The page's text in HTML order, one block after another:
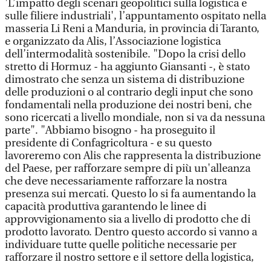
'L’impatto degli scenari geopolitici sulla logistica e
sulle filiere industriali', l’appuntamento ospitato nella
masseria Li Reni a Manduria, in provincia di Taranto,
e organizzato da Alis, l’Associazione logistica
dell’intermodalità sostenibile. "Dopo la crisi dello
stretto di Hormuz - ha aggiunto Giansanti -, è stato
dimostrato che senza un sistema di distribuzione
delle produzioni o al contrario degli input che sono
fondamentali nella produzione dei nostri beni, che
sono ricercati a livello mondiale, non si va da nessuna
parte". "Abbiamo bisogno - ha proseguito il
presidente di Confagricoltura - e su questo
lavoreremo con Alis che rappresenta la distribuzione
del Paese, per rafforzare sempre di più un'alleanza
che deve necessariamente rafforzare la nostra
presenza sui mercati. Questo lo si fa aumentando la
capacità produttiva garantendo le linee di
approvvigionamento sia a livello di prodotto che di
prodotto lavorato. Dentro questo accordo si vanno a
individuare tutte quelle politiche necessarie per
rafforzare il nostro settore e il settore della logistica,